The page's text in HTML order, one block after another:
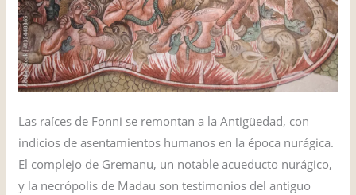
Las raíces de Fonni se remontan a la Antigüedad, con
indicios de asentamientos humanos en la época nurágica.
El complejo de Gremanu, un notable acueducto nurágico,
y la necrópolis de Madau son testimonios del antiguo